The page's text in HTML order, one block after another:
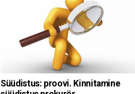
Süüdistus: proovi. Kinnitamine